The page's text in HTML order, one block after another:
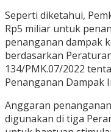
Seperti diketahui,
Rp5 miliar untuk
penanganan dampak
berdasarkan
134/PMK.07/2022
Penanganan Dampak
Anggaran
digunakan di tiga